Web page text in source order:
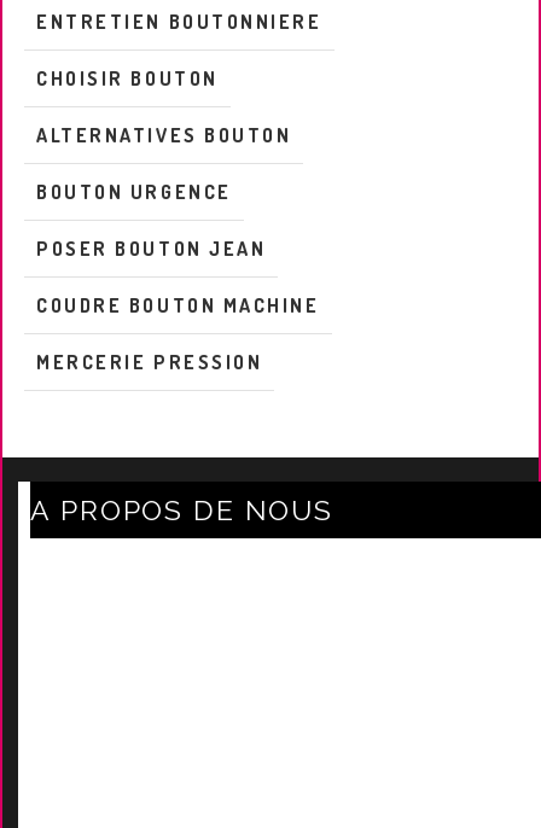
ENTRETIEN BOUTONNIERE
CHOISIR BOUTON
ALTERNATIVES BOUTON
BOUTON URGENCE
POSER BOUTON JEAN
COUDRE BOUTON MACHINE
MERCERIE PRESSION
A PROPOS DE NOUS